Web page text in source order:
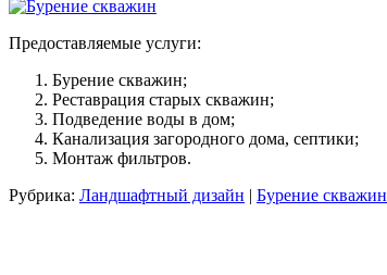
Предоставляемые услуги:
Бурение скважин;
Реставрация старых скважин;
Подведение воды в дом;
Канализация загородного дома, септики;
Монтаж фильтров.
Рубрика: Ландшафтный дизайн | Бурение скважин